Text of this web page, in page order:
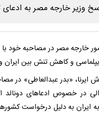
خارجه مصر در مصاحبه خود
و کاهش تنش بین ایران
ایرنا، «بدر عبدالعاطی» در
در خصوص ادعاهای دونالد
ایران به دلیل درخواست